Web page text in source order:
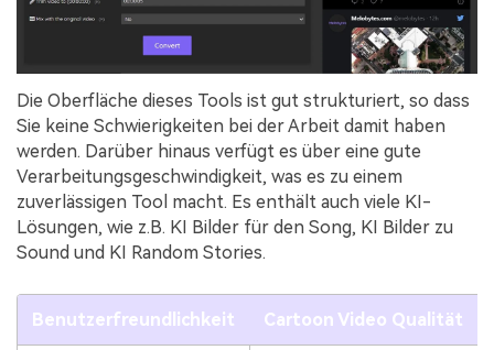
Die Oberfläche dieses Tools ist gut strukturiert, so dass
Sie keine Schwierigkeiten bei der Arbeit damit haben
werden. Darüber hinaus verfügt es über eine gute
Verarbeitungsgeschwindigkeit, was es zu einem
zuverlässigen Tool macht. Es enthält auch viele KI-
Lösungen, wie z.B. KI Bilder für den Song, KI Bilder zu
Sound und KI Random Stories.
Benutzerfreundlichkeit Cartoon Video Qualität